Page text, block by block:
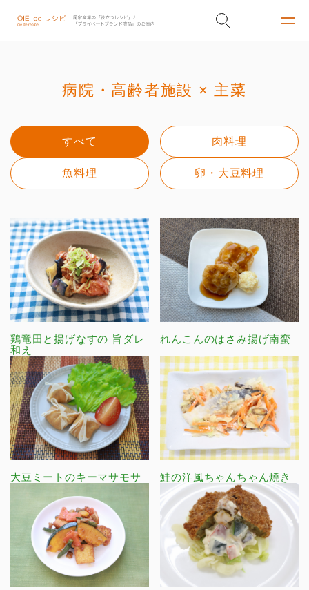
病院・高齢者施設 × 主菜
すべて 肉料理
魚料理 卵・大豆料理
鶏竜田と揚げなすの 旨ダレ
和え
れんこんのはさみ揚げ南蛮
大豆ミートのキーマサモサ 鮭の洋風ちゃんちゃん焼き